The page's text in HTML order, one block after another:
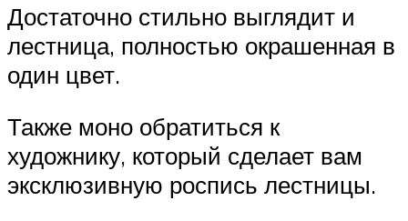
Достаточно стильно выглядит и
лестница, полностью окрашенная в
один цвет.
Также моно обратиться к
художнику, который сделает вам
эксклюзивную роспись лестницы.